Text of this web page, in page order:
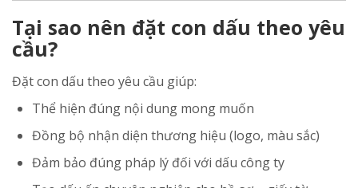
Tại sao nên đặt con dấu theo yêu
cầu?
Đặt con dấu theo yêu cầu giúp:
Thể hiện đúng nội dung mong muốn
Đồng bộ nhận diện thương hiệu (logo, màu sắc)
Đảm bảo đúng pháp lý đối với dấu công ty